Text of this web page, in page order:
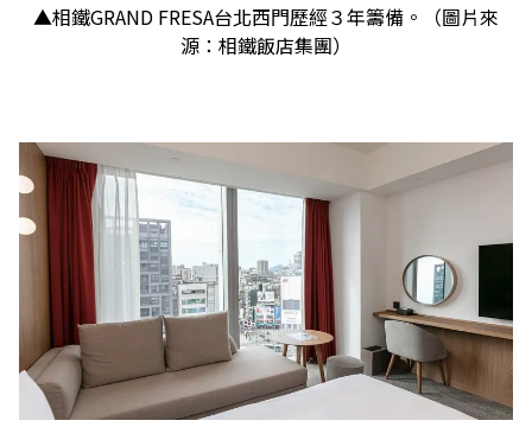
▲相鐵GRAND FRESA台北西門歷經３年籌備。（圖片來
源：相鐵飯店集團）